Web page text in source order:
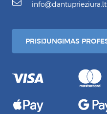
info@dantuprieziura.lt
PRISIJUNGIMAS